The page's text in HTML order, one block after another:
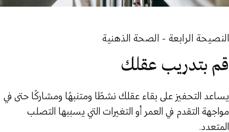
النصيحة الرابعة - الصحة الذهنية
قم بتدريب عقلك
يساعد التحفيز على بقاء عقلك نشطًا ومتنبهًا ومشاركًا حتى في
مواجهة التقدم في العمر أو التغيرات التي يسببها التصلب
المتعدد.